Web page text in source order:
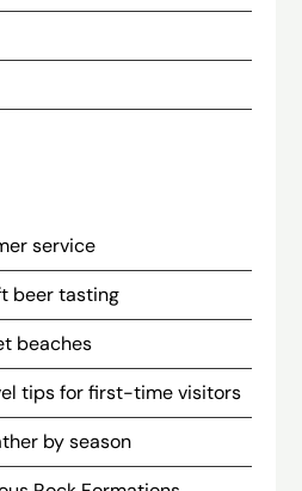
service
beer tasting
beaches
tips for first-time visitors
by season